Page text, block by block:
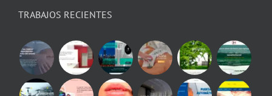
TRABAJOS RECIENTES